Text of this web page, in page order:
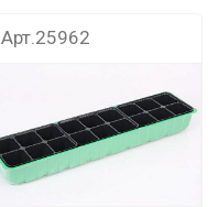
Арт.25962